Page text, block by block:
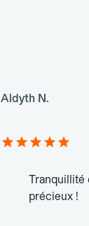
Aldyth N.
Tranquillité
précieux !